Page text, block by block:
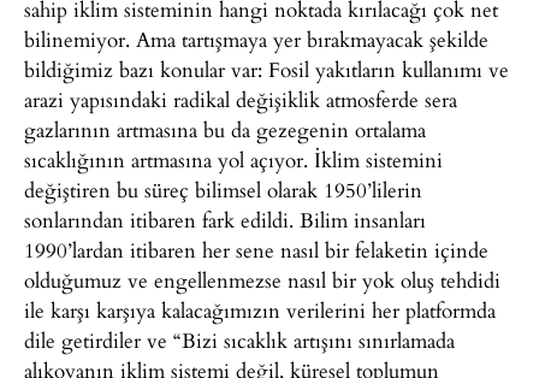
sahip iklim sisteminin hangi noktada kırılacağı çok net
bilinemiyor. Ama tartışmaya yer bırakmayacak şekilde
bildiğimiz bazı konular var: Fosil yakıtların kullanımı ve
arazi yapısındaki radikal değişiklik atmosferde sera
gazlarının artmasına bu da gezegenin ortalama
sıcaklığının artmasına yol açıyor. İklim sistemini
değiştiren bu süreç bilimsel olarak 1950’lilerin
sonlarından itibaren fark edildi. Bilim insanları
1990’lardan itibaren her sene nasıl bir felaketin içinde
olduğumuz ve engellenmezse nasıl bir yok oluş tehdidi
ile karşı karşıya kalacağımızın verilerini her platformda
dile getirdiler ve “Bizi sıcaklık artışını sınırlamada
alıkoyanın iklim sistemi değil, küresel toplumun